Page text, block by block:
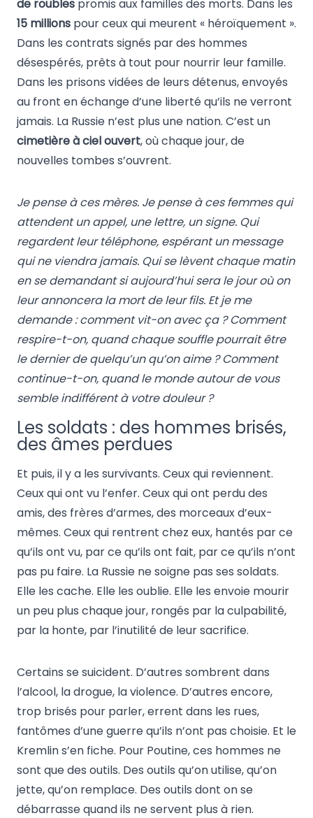
de roubles promis aux familles des morts. Dans les
15 millions pour ceux qui meurent « héroïquement ».
Dans les contrats signés par des hommes
désespérés, prêts à tout pour nourrir leur famille.
Dans les prisons vidées de leurs détenus, envoyés
au front en échange d’une liberté qu’ils ne verront
jamais. La Russie n’est plus une nation. C’est un
cimetière à ciel ouvert, où chaque jour, de
nouvelles tombes s’ouvrent.
Je pense à ces mères. Je pense à ces femmes qui
attendent un appel, une lettre, un signe. Qui
regardent leur téléphone, espérant un message
qui ne viendra jamais. Qui se lèvent chaque matin
en se demandant si aujourd’hui sera le jour où on
leur annoncera la mort de leur fils. Et je me
demande : comment vit-on avec ça ? Comment
respire-t-on, quand chaque souffle pourrait être
le dernier de quelqu’un qu’on aime ? Comment
continue-t-on, quand le monde autour de vous
semble indifférent à votre douleur ?
Les soldats : des hommes brisés,
des âmes perdues
Et puis, il y a les survivants. Ceux qui reviennent.
Ceux qui ont vu l’enfer. Ceux qui ont perdu des
amis, des frères d’armes, des morceaux d’eux-
mêmes. Ceux qui rentrent chez eux, hantés par ce
qu’ils ont vu, par ce qu’ils ont fait, par ce qu’ils n’ont
pas pu faire. La Russie ne soigne pas ses soldats.
Elle les cache. Elle les oublie. Elle les envoie mourir
un peu plus chaque jour, rongés par la culpabilité,
par la honte, par l’inutilité de leur sacrifice.
Certains se suicident. D’autres sombrent dans
l’alcool, la drogue, la violence. D’autres encore,
trop brisés pour parler, errent dans les rues,
fantômes d’une guerre qu’ils n’ont pas choisie. Et le
Kremlin s’en fiche. Pour Poutine, ces hommes ne
sont que des outils. Des outils qu’on utilise, qu’on
jette, qu’on remplace. Des outils dont on se
débarrasse quand ils ne servent plus à rien.